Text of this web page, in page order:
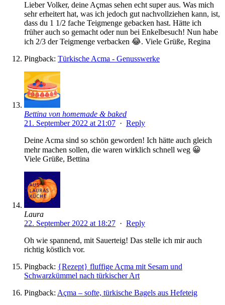
Lieber Volker, deine Açmas sehen echt super aus. Was mich
sehr erheitert hat, was ich jedoch gut nachvollziehen kann, ist,
dass du 1 1/2 fache Teigmenge gebacken hast. Hätte ich
früher auch so gemacht oder nun bei Enkelbesuch! Nun habe
ich 2/3 der Teigmenge verbacken 😂. Viele Grüße, Regina
Pingback: Türkische Acma - Genusswerke
Bettina von homemade & baked
21. September 2022 at 21:07 · Reply
Deine Acma sind so schön geworden! Ich hätte auch gleich
mehr machen sollen, die waren wirklich schnell weg 😀
Viele Grüße, Bettina
Laura
22. September 2022 at 18:27 · Reply
Oh wie spannend, mit Sauerteig! Das stelle ich mir auch
richtig köstlich vor.
Pingback: {Rezept} fluffige Açma mit Sesam und
Schwarzkümmel nach türkischer Art
Pingback: Açma – softe, türkische Bagels aus Hefeteig